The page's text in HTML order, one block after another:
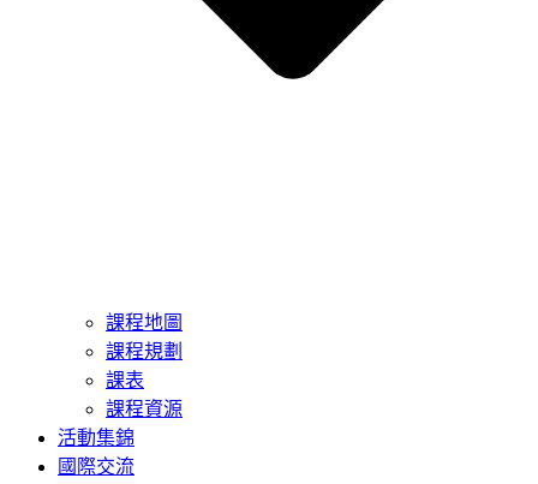
課程地圖
課程規劃
課表
課程資源
活動集錦
國際交流